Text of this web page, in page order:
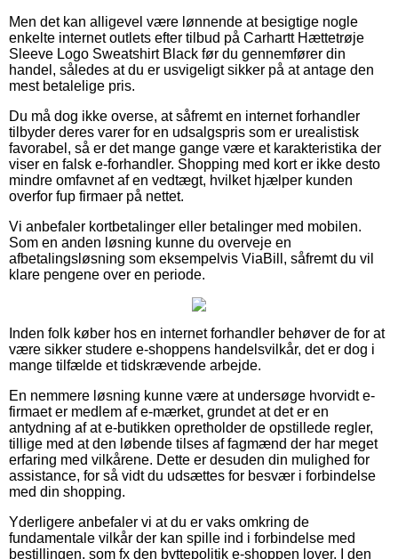
Men det kan alligevel være lønnende at besigtige nogle
enkelte internet outlets efter tilbud på Carhartt Hættetrøje
Sleeve Logo Sweatshirt Black før du gennemfører din
handel, således at du er usvigeligt sikker på at antage den
mest betalelige pris.
Du må dog ikke overse, at såfremt en internet forhandler
tilbyder deres varer for en udsalgspris som er urealistisk
favorabel, så er det mange gange være et karakteristika der
viser en falsk e-forhandler. Shopping med kort er ikke desto
mindre omfavnet af en vedtægt, hvilket hjælper kunden
overfor fup firmaer på nettet.
Vi anbefaler kortbetalinger eller betalinger med mobilen.
Som en anden løsning kunne du overveje en
afbetalingsløsning som eksempelvis ViaBill, såfremt du vil
klare pengene over en periode.
Inden folk køber hos en internet forhandler behøver de for at
være sikker studere e-shoppens handelsvilkår, det er dog i
mange tilfælde et tidskrævende arbejde.
En nemmere løsning kunne være at undersøge hvorvidt e-
firmaet er medlem af e-mærket, grundet at det er en
antydning af at e-butikken opretholder de opstillede regler,
tillige med at den løbende tilses af fagmænd der har meget
erfaring med vilkårene. Dette er desuden din mulighed for
assistance, for så vidt du udsættes for besvær i forbindelse
med din shopping.
Yderligere anbefaler vi at du er vaks omkring de
fundamentale vilkår der kan spille ind i forbindelse med
bestillingen, som fx den byttepolitik e-shoppen lover. I den